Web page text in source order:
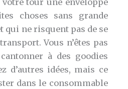
votre tour une enveloppe
choses sans grande
qui ne risquent pas de se
Vous n’êtes pas
à des goodies
d’autres idées, mais ce
dans le consommable